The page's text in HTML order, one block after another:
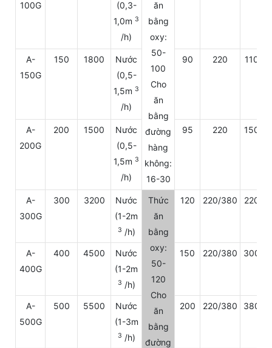
100G
(0,3-
1,0m 3
/h)
ăn
bằng
oxy:
50-
100
Cho
ăn
bằng
đường
hàng
không:
16-30
A-
150G
150 1800
Nước
(0,5-
1,5m 3
/h)
90 220 1100
A-
200G
200 1500
Nước
(0,5-
1,5m 3
/h)
95 220 1500
A-
300G
300 3200
Nước
(1-2m
3 /h)
Thức
ăn
bằng
oxy:
50-
120
Cho
ăn
bằng
đường
120 220/380 2200
A-
400G
400 4500
Nước
(1-2m
3 /h)
150 220/380 3000
A-
500G
500 5500
Nước
(1-3m
3 /h)
200 220/380 3800